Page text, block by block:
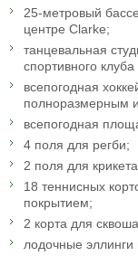
25-метровый
центре Clarke;
танцевальная
спортивного
всепогодная
полноразмерным
всепогодная
4 поля для регби;
2 поля для
18 теннисных
покрытием;
2 корта для
лодочные эллинги